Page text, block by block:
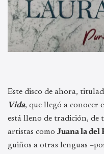
Este disco de ahora,
Vida, que llegó a conocer
está lleno de tradición, de
artistas como Juana la del
guiños a otras lenguas